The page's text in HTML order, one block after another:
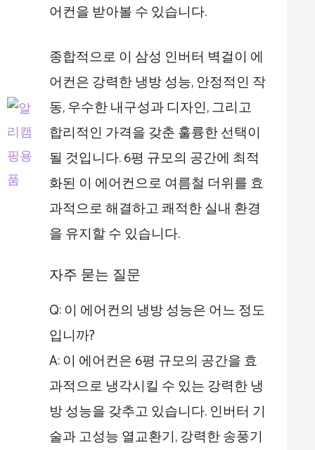
어컨을 받아볼 수 있습니다.
종합적으로 이 삼성 인버터 벽걸이 에
어컨은 강력한 냉방 성능, 안정적인 작
동, 우수한 내구성과 디자인, 그리고
합리적인 가격을 갖춘 훌륭한 선택이
될 것입니다. 6평 규모의 공간에 최적
화된 이 에어컨으로 여름철 더위를 효
과적으로 해결하고 쾌적한 실내 환경
을 유지할 수 있습니다.
자주 묻는 질문
Q: 이 에어컨의 냉방 성능은 어느 정도
입니까?
A: 이 에어컨은 6평 규모의 공간을 효
과적으로 냉각시킬 수 있는 강력한 냉
방 성능을 갖추고 있습니다. 인버터 기
술과 고성능 열교환기, 강력한 송풍기